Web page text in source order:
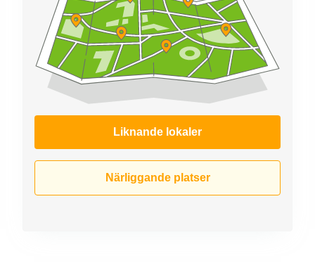
Liknande lokaler
Närliggande platser